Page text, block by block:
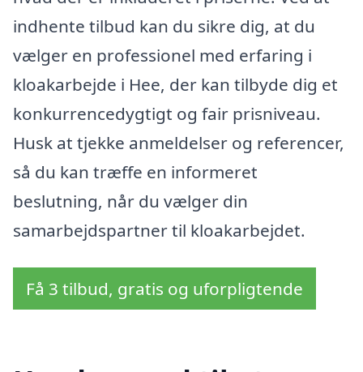
indhente tilbud kan du sikre dig, at du
vælger en professionel med erfaring i
kloakarbejde i Hee, der kan tilbyde dig et
konkurrencedygtigt og fair prisniveau.
Husk at tjekke anmeldelser og referencer,
så du kan træffe en informeret
beslutning, når du vælger din
samarbejdspartner til kloakarbejdet.
Få 3 tilbud, gratis og uforpligtende